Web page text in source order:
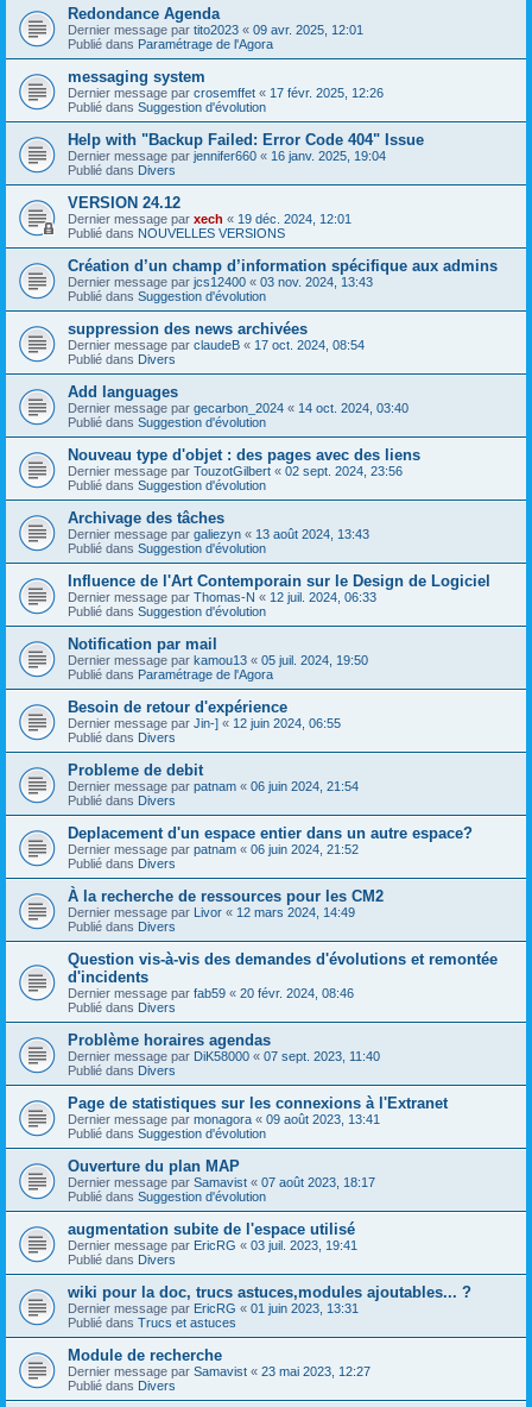
Redondance Agenda
Dernier message par tito2023 « 09 avr. 2025, 12:01
Publié dans Paramétrage de l'Agora
messaging system
Dernier message par crosemffet « 17 févr. 2025, 12:26
Publié dans Suggestion d'évolution
Help with "Backup Failed: Error Code 404" Issue
Dernier message par jennifer660 « 16 janv. 2025, 19:04
Publié dans Divers
VERSION 24.12
Dernier message par xech « 19 déc. 2024, 12:01
Publié dans NOUVELLES VERSIONS
Création d’un champ d’information spécifique aux admins
Dernier message par jcs12400 « 03 nov. 2024, 13:43
Publié dans Suggestion d'évolution
suppression des news archivées
Dernier message par claudeB « 17 oct. 2024, 08:54
Publié dans Divers
Add languages
Dernier message par gecarbon_2024 « 14 oct. 2024, 03:40
Publié dans Suggestion d'évolution
Nouveau type d'objet : des pages avec des liens
Dernier message par TouzotGilbert « 02 sept. 2024, 23:56
Publié dans Suggestion d'évolution
Archivage des tâches
Dernier message par galiezyn « 13 août 2024, 13:43
Publié dans Suggestion d'évolution
Influence de l'Art Contemporain sur le Design de Logiciel
Dernier message par Thomas-N « 12 juil. 2024, 06:33
Publié dans Suggestion d'évolution
Notification par mail
Dernier message par kamou13 « 05 juil. 2024, 19:50
Publié dans Paramétrage de l'Agora
Besoin de retour d'expérience
Dernier message par Jin-] « 12 juin 2024, 06:55
Publié dans Divers
Probleme de debit
Dernier message par patnam « 06 juin 2024, 21:54
Publié dans Divers
Deplacement d'un espace entier dans un autre espace?
Dernier message par patnam « 06 juin 2024, 21:52
Publié dans Divers
À la recherche de ressources pour les CM2
Dernier message par Livor « 12 mars 2024, 14:49
Publié dans Divers
Question vis-à-vis des demandes d'évolutions et remontée
d'incidents
Dernier message par fab59 « 20 févr. 2024, 08:46
Publié dans Divers
Problème horaires agendas
Dernier message par DiK58000 « 07 sept. 2023, 11:40
Publié dans Divers
Page de statistiques sur les connexions à l'Extranet
Dernier message par monagora « 09 août 2023, 13:41
Publié dans Suggestion d'évolution
Ouverture du plan MAP
Dernier message par Samavist « 07 août 2023, 18:17
Publié dans Suggestion d'évolution
augmentation subite de l'espace utilisé
Dernier message par EricRG « 03 juil. 2023, 19:41
Publié dans Divers
wiki pour la doc, trucs astuces,modules ajoutables... ?
Dernier message par EricRG « 01 juin 2023, 13:31
Publié dans Trucs et astuces
Module de recherche
Dernier message par Samavist « 23 mai 2023, 12:27
Publié dans Divers